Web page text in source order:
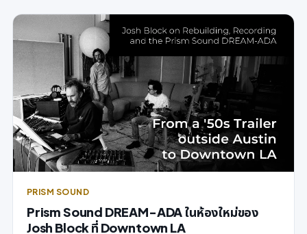
PRISM SOUND
Prism Sound DREAM-ADA ในห้องใหม่ของ
Josh Block ที่ Downtown LA